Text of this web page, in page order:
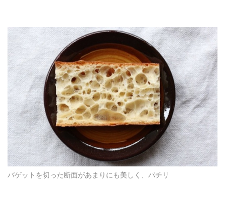
バゲットを切った断面があまりにも美しく、パチリ